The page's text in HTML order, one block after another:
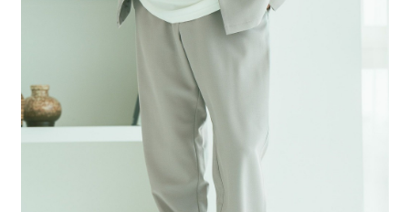
1.本服務係由「台灣大哥大股份有限公司」（以下簡稱本公司）所提供，讓
用戶於交易時，得透過本服務購買商品或服務，並由商店將買賣／分期付款
買賣價金債權讓與本公司後，依約使用本公司帳單繳交帳款。
2.基於同意付款使用「大哥付你分期」之契約關係目的，商店將以您的個人
資料（包含姓名、電話或地址）提供予台灣大哥大進項蒐集、處理及利用，
由本公司與您本人進行分期帳單所需資料之確認、核對及更正。
3.完整用戶服務條款，請詳閱以下連結：
２．訂單成立數日內，您將收到繳費通知簡訊。
３．收到繳費通知簡訊後14天內，點擊此簡訊中的連結，可透過四大超商／
ATM／網路銀行／等多元方式進行付款，方視為交易完成。
※ 請注意：結帳手續完成當下不需立刻繳費，但若您需要取消訂單，請聯絡
購買商品的店家。未經商家同意取消之訂單仍視為有效，需透過AFTEE先享
後付繳納相關費用。
※ 交易是否成功請以「AFTEE先享後付 」之結帳頁面顯示為準，若有關於
是否繳費成功／繳費後需取消欲退款等相關疑問，請聯繫「AFTEE先享後付
https://netprotections.freshdesk.com/support/home
１．透過由恩沛科技股份有限公司提供之「AFTEE先享後付」服務完成之交
易，需依本服務之必要範圍內提供個人資料，並將交易相關給付款項請求債
每筆NT$80，滿NT$1,500(含以上)免運費
每筆NT$80，滿NT$1,500(含以上)免運費
宅配
每筆NT$80，滿NT$1,500(含以上)免運費